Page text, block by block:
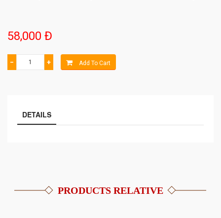
58,000 Đ
− + Add To Cart
DETAILS
PRODUCTS RELATIVE